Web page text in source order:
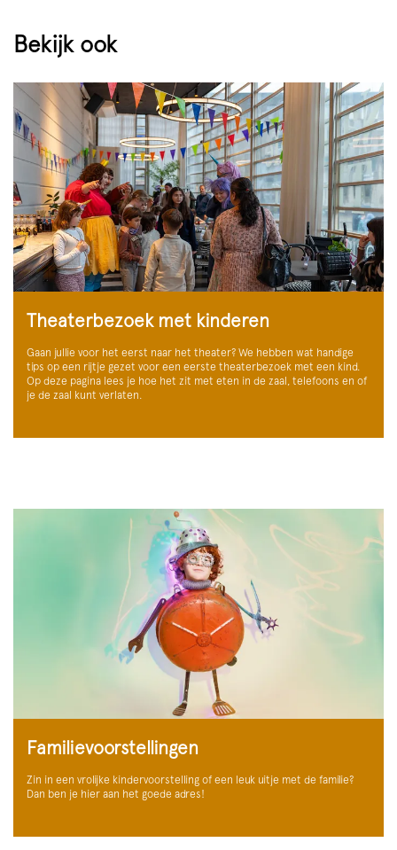
Bekijk ook
Theaterbezoek met kinderen
Gaan jullie voor het eerst naar het theater? We hebben wat handige
tips op een rijtje gezet voor een eerste theaterbezoek met een kind.
Op deze pagina lees je hoe het zit met eten in de zaal, telefoons en of
je de zaal kunt verlaten.
Familievoorstellingen
Zin in een vrolijke kindervoorstelling of een leuk uitje met de familie?
Dan ben je hier aan het goede adres!